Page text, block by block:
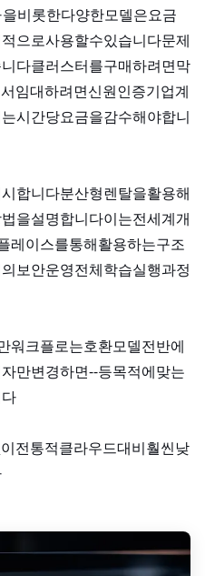
Qwen을 비롯한 다양한 모델은 API 요금
으로 사용할 수 있습니다. 문제
H100 클러스터를 구매하려면 막
서 임대하려면 신원 인증, 기업 계
시간당 요금을 감수해야 합니
니다. 분산형 GPU 렌탈을 활용해
방법을 설명합니다. 이는 전 세계 개
켓플레이스를 통해 활용하는 구조
보안 운영, 전체 학습 실행 과정
크플로는 Hugging Face 호환 모델 전반에
Mistral‑7B, Qwen2‑7B 등 목적에 맞는
다.
이, 전통적 클라우드 대비 훨씬 낮